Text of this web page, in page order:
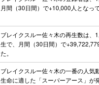
月間（30日間）で+10,000人となって
ブレイクスルー佐々木の再生数は、
生で、月間（30日間）で
た。
ブレイクスルー佐々木の一番の人気
生命に適した「スーパーアース」が